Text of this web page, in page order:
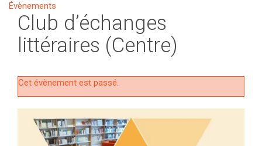
Évènements
Club d’échanges
littéraires (Centre)
Cet évènement est passé.